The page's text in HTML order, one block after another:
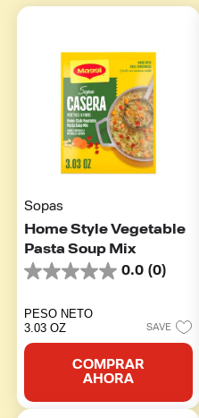
Sopas
Home Style Vegetable
Pasta Soup Mix
0.0 (0)
0.0
5
estrellas.
PESO NETO
3.03 OZ
SAVE
COMPRAR
AHORA